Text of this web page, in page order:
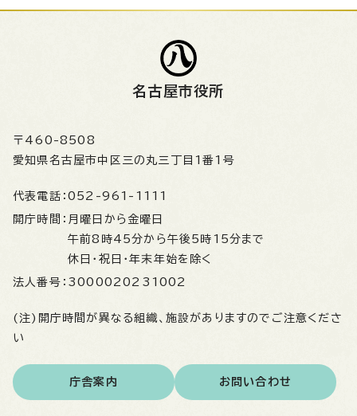
名古屋市役所
〒460-8508
愛知県名古屋市中区三の丸三丁目1番1号
代表電話： 052-961-1111
開庁時間： 月曜日から金曜日
午前8時45分から午後5時15分まで
休日・祝日・年末年始を除く
法人番号： 3000020231002
(注)開庁時間が異なる組織、施設がありますのでご注意くださ
い
庁舎案内 お問い合わせ